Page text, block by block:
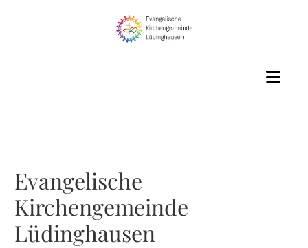
Evangelische
Kirchengemeinde
Lüdinghausen